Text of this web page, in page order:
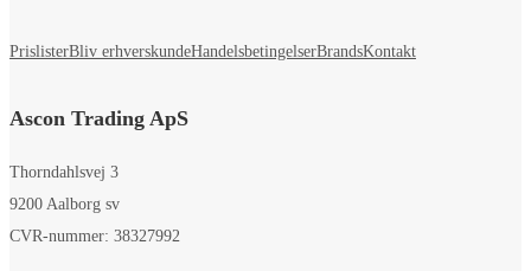
PrislisterBliv erhverskundeHandelsbetingelserBrandsKontakt
Ascon Trading ApS
Thorndahlsvej 3
9200 Aalborg sv
CVR-nummer: 38327992